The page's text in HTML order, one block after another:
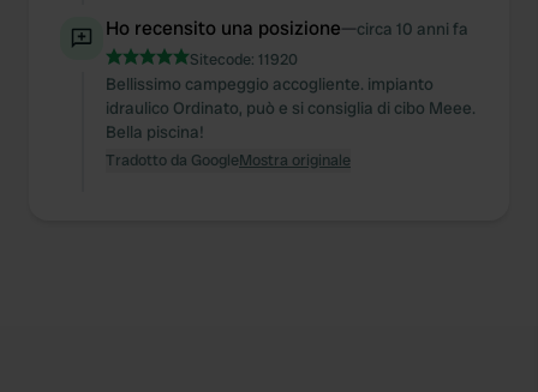
Ho recensito una posizione—circa 10 anni fa
Sitecode: 11920
Bellissimo campeggio accogliente. impianto
idraulico Ordinato, può e si consiglia di cibo Meee.
Bella piscina!
Tradotto da GoogleMostra originale